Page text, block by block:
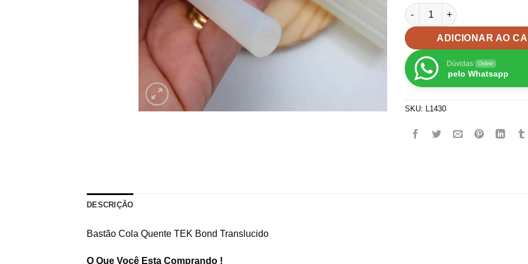
Bastão Cola Quente grosso
ADICIONAR AO
Dúvidas Online
pelo Whatsapp
SKU: L1430
DESCRIÇÃO
Bastão Cola Quente TEK Bond Translucido
O Que Você Esta Comprando !